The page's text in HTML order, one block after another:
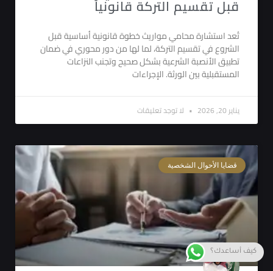
قبل تقسيم التركة قانونياً
تُعد استشارة محامي مواريث خطوة قانونية أساسية قبل
الشروع في تقسيم التركة، لما لها من دور محوري في ضمان
تطبيق الأنصبة الشرعية بشكل صحيح وتجنب النزاعات
المستقبلية بين الورثة. الإجراءات
يناير 20, 2026 لا توجد تعليقات
قضايا الأحوال الشخصية
كيف أساعدك؟